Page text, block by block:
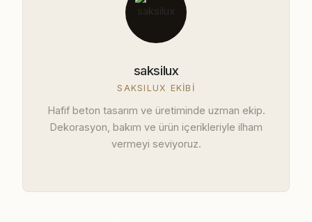
saksilux
SAKSILUX EKIBI
Hafif beton tasarım ve üretiminde uzman ekip.
Dekorasyon, bakım ve ürün içerikleriyle ilham
vermeyi seviyoruz.